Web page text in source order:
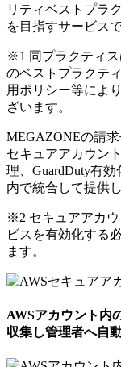
リティベストプラ
を目指すサービスで
※1 同プラクティス
のベストプラクテ
用ポリシー等によ
ざいます。
MEGAZONEの請
セキュアアカウン
理、GuardDuty有
内で統合して提供し
※2 セキュアアカ
ビスを有効化する
ます。
AWSアカウント内
収集し管理者へ自